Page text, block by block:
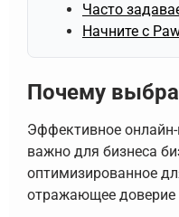
Часто
Начните с
Почему
Эффективное онлайн-
важно для бизнеса
оптимизированное
отражающее доверие